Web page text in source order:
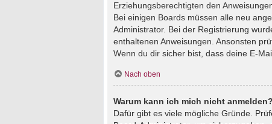
Erziehungsberechtigten den
Bei einigen Boards müssen alle neu
Administrator. Bei der Registrierung
enthaltenen Anweisungen. Ansonsten
Wenn du dir sicher bist, dass deine E-
Nach oben
Warum kann ich mich nicht anmelden?
Dafür gibt es viele mögliche Gründe.